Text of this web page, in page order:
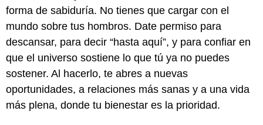
forma de sabiduría. No tienes que cargar con el
mundo sobre tus hombros. Date permiso para
descansar, para decir “hasta aquí”, y para confiar en
que el universo sostiene lo que tú ya no puedes
sostener. Al hacerlo, te abres a nuevas
oportunidades, a relaciones más sanas y a una vida
más plena, donde tu bienestar es la prioridad.